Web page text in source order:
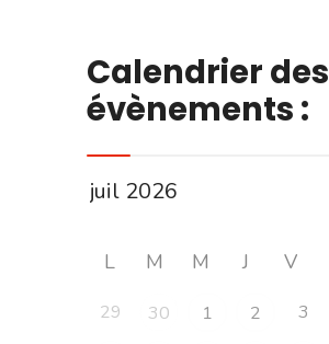
Calendrier des
évènements :
L M M J V
29 30 1 2 3